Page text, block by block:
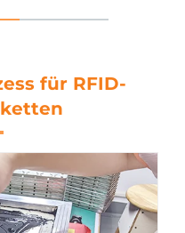
für RFID-